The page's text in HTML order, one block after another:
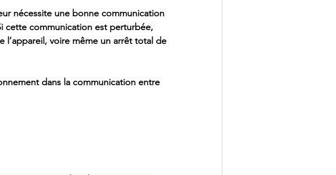
nécessite une bonne communication
cette communication est perturbée,
l’appareil, voire même un arrêt total de
dans la communication entre